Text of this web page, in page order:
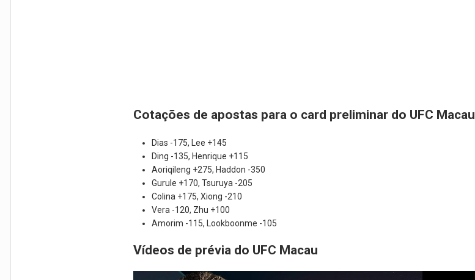
Cotações de apostas para o card preliminar do UFC Macau
Dias -175, Lee +145
Ding -135, Henrique +115
Aoriqileng +275, Haddon -350
Gurule +170, Tsuruya -205
Colina +175, Xiong -210
Vera -120, Zhu +100
Amorim -115, Lookboonme -105
Vídeos de prévia do UFC Macau